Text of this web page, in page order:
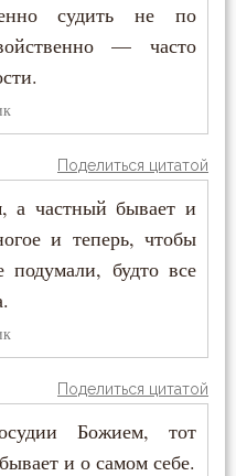
судить не по
— часто
Поделиться цитатой
а частный бывает и
и теперь, чтобы
подумали, будто все
Поделиться цитатой
Божием, тот
и о самом себе.